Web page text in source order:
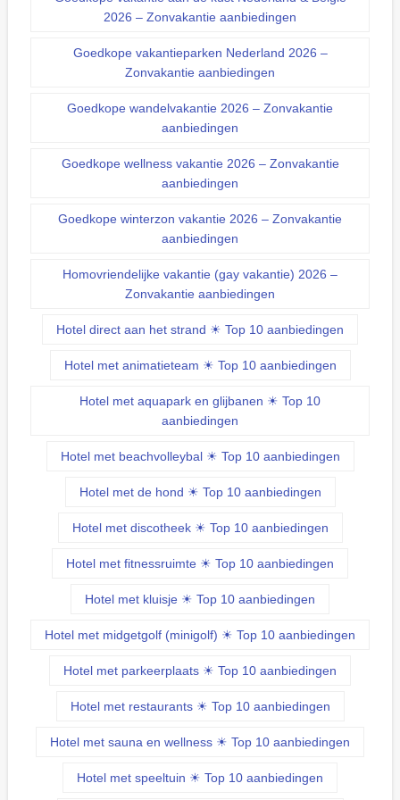
2026 – Zonvakantie aanbiedingen
Goedkope vakantieparken Nederland 2026 –
Zonvakantie aanbiedingen
Goedkope wandelvakantie 2026 – Zonvakantie
aanbiedingen
Goedkope wellness vakantie 2026 – Zonvakantie
aanbiedingen
Goedkope winterzon vakantie 2026 – Zonvakantie
aanbiedingen
Homovriendelijke vakantie (gay vakantie) 2026 –
Zonvakantie aanbiedingen
Hotel direct aan het strand ☀ Top 10 aanbiedingen
Hotel met animatieteam ☀ Top 10 aanbiedingen
Hotel met aquapark en glijbanen ☀ Top 10
aanbiedingen
Hotel met beachvolleybal ☀ Top 10 aanbiedingen
Hotel met de hond ☀ Top 10 aanbiedingen
Hotel met discotheek ☀ Top 10 aanbiedingen
Hotel met fitnessruimte ☀ Top 10 aanbiedingen
Hotel met kluisje ☀ Top 10 aanbiedingen
Hotel met midgetgolf (minigolf) ☀ Top 10 aanbiedingen
Hotel met parkeerplaats ☀ Top 10 aanbiedingen
Hotel met restaurants ☀ Top 10 aanbiedingen
Hotel met sauna en wellness ☀ Top 10 aanbiedingen
Hotel met speeltuin ☀ Top 10 aanbiedingen